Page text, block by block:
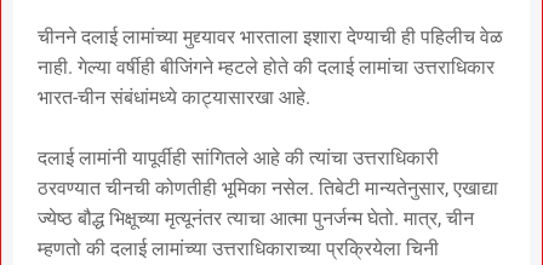
चीनने दलाई लामांच्या मुद्द्यावर भारताला इशारा देण्याची ही पहिलीच वेळ
नाही. गेल्या वर्षीही बीजिंगने म्हटले होते की दलाई लामांचा उत्तराधिकार
भारत-चीन संबंधांमध्ये काट्यासारखा आहे.
दलाई लामांनी यापूर्वीही सांगितले आहे की त्यांचा उत्तराधिकारी
ठरवण्यात चीनची कोणतीही भूमिका नसेल. तिबेटी मान्यतेनुसार, एखाद्या
ज्येष्ठ बौद्ध भिक्षूच्या मृत्यूनंतर त्याचा आत्मा पुनर्जन्म घेतो. मात्र, चीन
म्हणतो की दलाई लामांच्या उत्तराधिकाराच्या प्रक्रियेला चिनी